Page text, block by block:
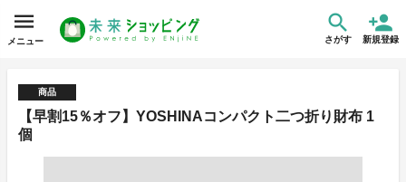
メニュー さがす 新規登録
商品
【早割15％オフ】YOSHINAコンパクト二つ折り財布 1
個